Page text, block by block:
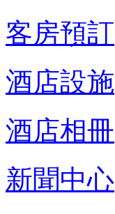
客房預訂
酒店設施
酒店相冊
新聞中心